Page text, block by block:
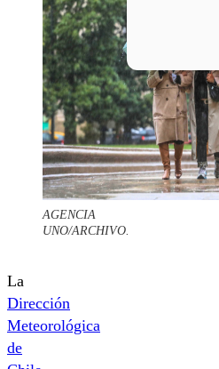
AGENCIA
UNO/ARCHIVO.
La
Dirección
Meteorológica
de